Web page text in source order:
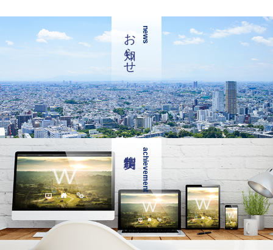
news
お知らせ
achievement